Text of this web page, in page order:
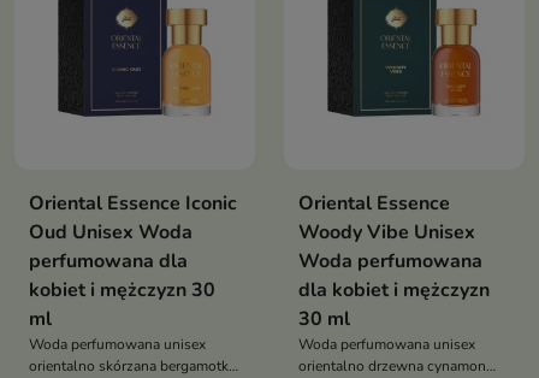
Oriental Essence Iconic
Oud Unisex Woda
perfumowana dla
kobiet i mężczyzn 30
ml
Woda perfumowana unisex
orientalno skórzana bergamotka
Oriental Essence
Woody Vibe Unisex
Woda perfumowana
dla kobiet i mężczyzn
30 ml
Woda perfumowana unisex
orientalno drzewna cynamon